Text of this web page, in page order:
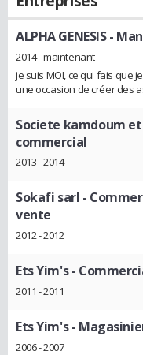
ALPHA GENESIS-
2014 - maintenant
je suis MOI, ce qui fais que
une occasion de créer des
Societe kamdoum
commercial
2013 - 2014
Sokafi sarl -
vente
2012 - 2012
Ets Yim's-
2011 - 2011
Ets Yim's-
2006 - 2007